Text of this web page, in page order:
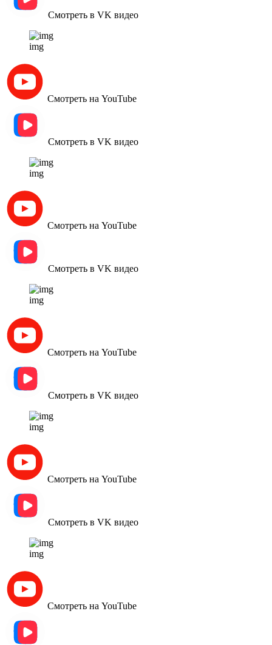
Смотреть в VK видео
img
Смотреть на YouTube
Смотреть в VK видео
img
Смотреть на YouTube
Смотреть в VK видео
img
Смотреть на YouTube
Смотреть в VK видео
img
Смотреть на YouTube
Смотреть в VK видео
img
Смотреть на YouTube